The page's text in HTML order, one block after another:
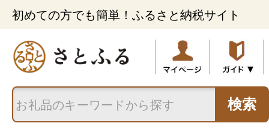
初めての方でも簡単！ふるさと納税サイト
検索